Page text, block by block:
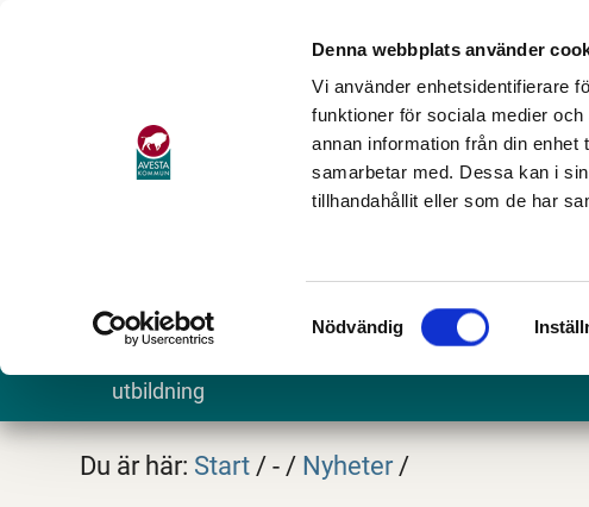
Denna webbplats använder
Vi använder enhetsidentifierare
funktioner för sociala medier
annan information från din
samarbetar med. Dessa kan i
tillhandahållit eller som de har
Samtyckesval
Nödvändig
utbildning
Du är här: Start / - / Nyheter /